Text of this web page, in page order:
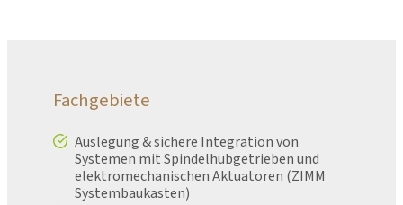
Fachgebiete
Auslegung & sichere Integration von
Systemen mit Spindelhubgetrieben und
elektromechanischen Aktuatoren (ZIMM
Systembaukasten)